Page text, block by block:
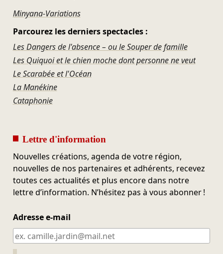
Minyana-Variations
Parcourez les derniers spectacles :
Les Dangers de l'absence – ou le Souper de famille
Les Quiquoi et le chien moche dont personne ne veut
Le Scarabée et l'Océan
La Manékine
Cataphonie
Lettre d'information
Nouvelles créations, agenda de votre région,
nouvelles de nos partenaires et adhérents, recevez
toutes ces actualités et plus encore dans notre
lettre d’information. N’hésitez pas à vous abonner !
Adresse e-mail